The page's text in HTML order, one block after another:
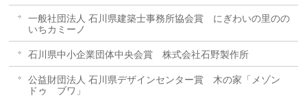
一般社団法人 石川県建築士事務所協会賞 にぎわいの里のの
いちカミーノ
石川県中小企業団体中央会賞 株式会社石野製作所
公益財団法人 石川県デザインセンター賞 木の家「メゾン
ドゥ ブワ」